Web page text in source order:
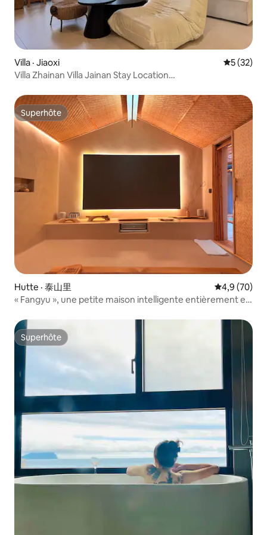
Villa · Jiaoxi Note
5 (32)
Villa Zhainan Villa Jainan Stay Location
électronique/recharge de véhicules électriques
Superhôte
Superhôte
Hutte · 泰山里 Note
4,9 (70)
« Fangyu », une petite maison intelligente entièrement en
baignoire et une literie en tofu
Superhôte
Superhôte